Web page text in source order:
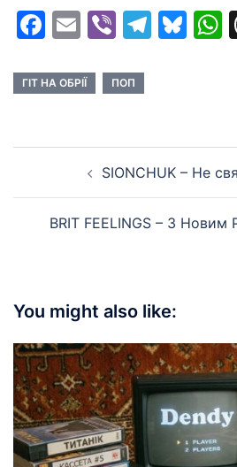
Facebook
EmailViber
ГІТ НА ОБРІЇ ПОП
navigationSIONCHUK – Не
BRIT FEELINGS – З Новим
You might also like: